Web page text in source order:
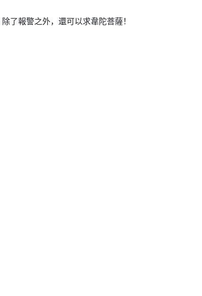
了報警之外，還可以求韋陀菩薩！